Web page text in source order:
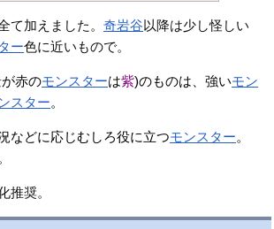
て加えました。奇岩谷以降は少し怪しい
ー色に近いもので。
赤のモンスターは紫)のものは、強いモン
スター。
などに応じむしろ役に立つモンスター。
推奨。